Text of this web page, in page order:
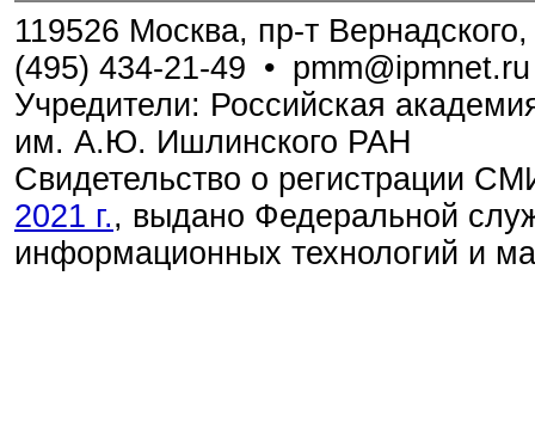
119526 Москва, пр-т
(495) 434-21-49 • pmm@ipmnet.ru
Учредители: Российская
им. А.Ю. Ишлинского РАН
Свидетельство о регистрации
2021 г., выдано Федеральной
информационных технологий и